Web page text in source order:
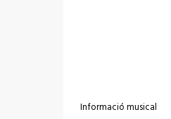
Informació musical